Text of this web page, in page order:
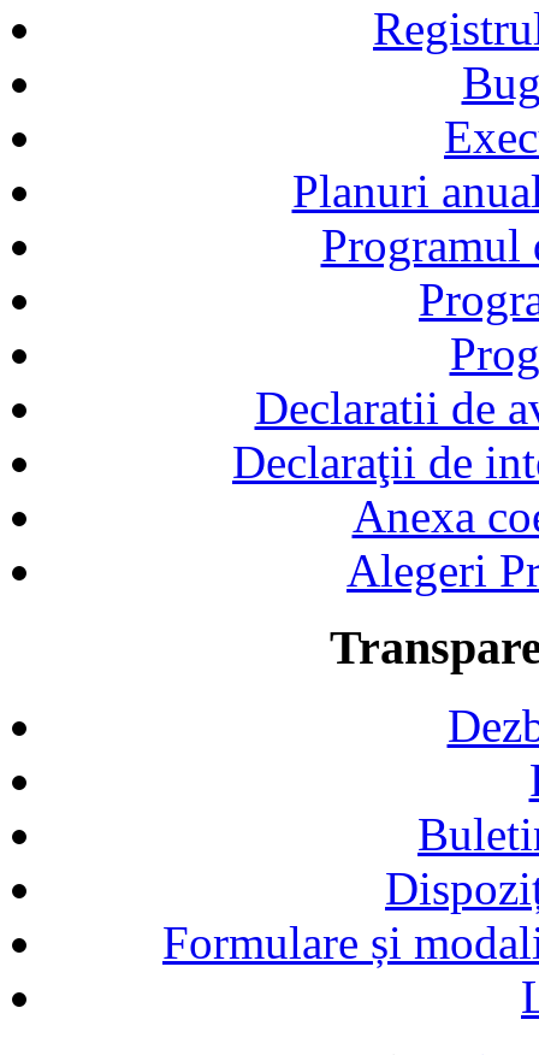
Planuri
Declaratii de
Declaraţii de
Anexa
Alegeri
Formulare și